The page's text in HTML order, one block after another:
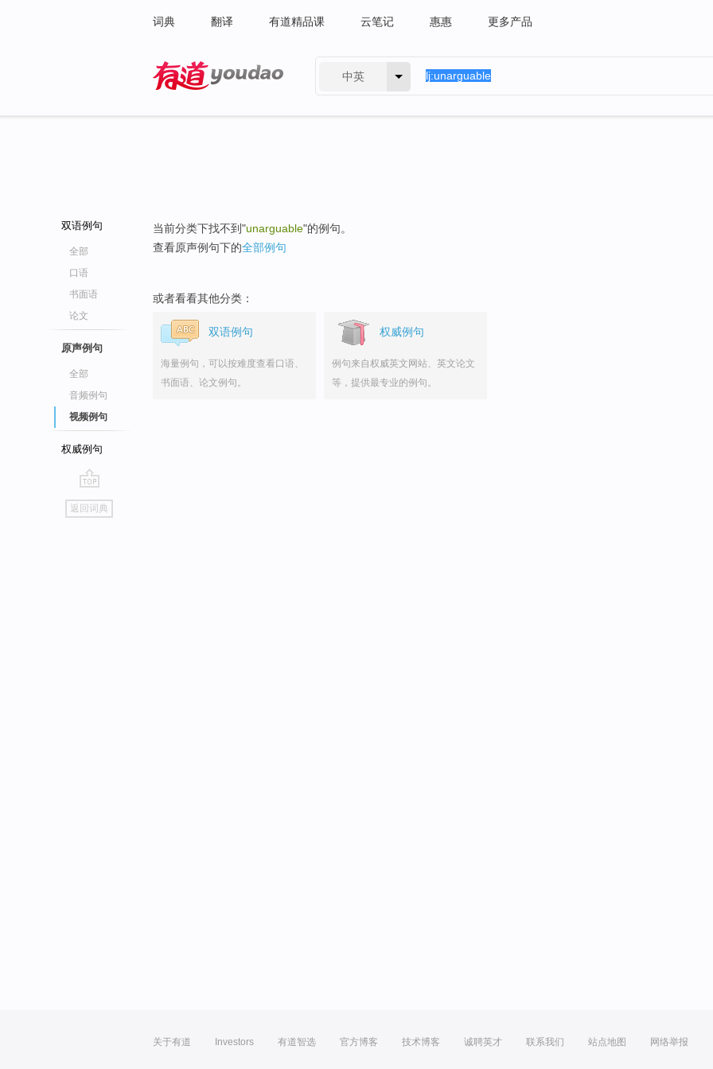
词典 翻译 有道精品课 云笔记 惠惠 更多产品
中英
双语例句
全部
口语
书面语
论文
原声例句
全部
音频例句
视频例句
权威例句
go
top
返回词典
当前分类下找不到"unarguable"的例句。
查看原声例句下的全部例句
或者看看其他分类：
双语例句
海量例句，可以按难度查看口语、
书面语、论文例句。
权威例句
例句来自权威英文网站、英文论文
等，提供最专业的例句。
关于有道 Investors 有道智选 官方博客 技术博客 诚聘英才 联系我们 站点地图 网络举报